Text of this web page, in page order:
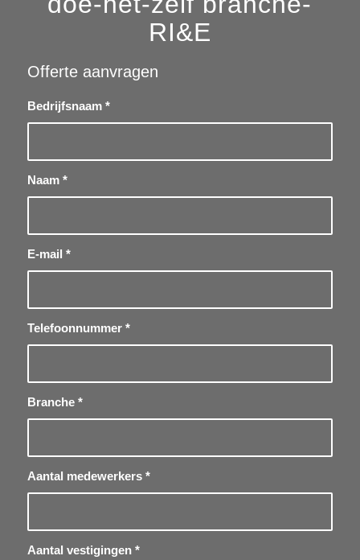
RI&E
Offerte aanvragen
Bedrijfsnaam *
Naam *
E-mail *
Telefoonnummer *
Branche *
Aantal medewerkers *
Aantal vestigingen *